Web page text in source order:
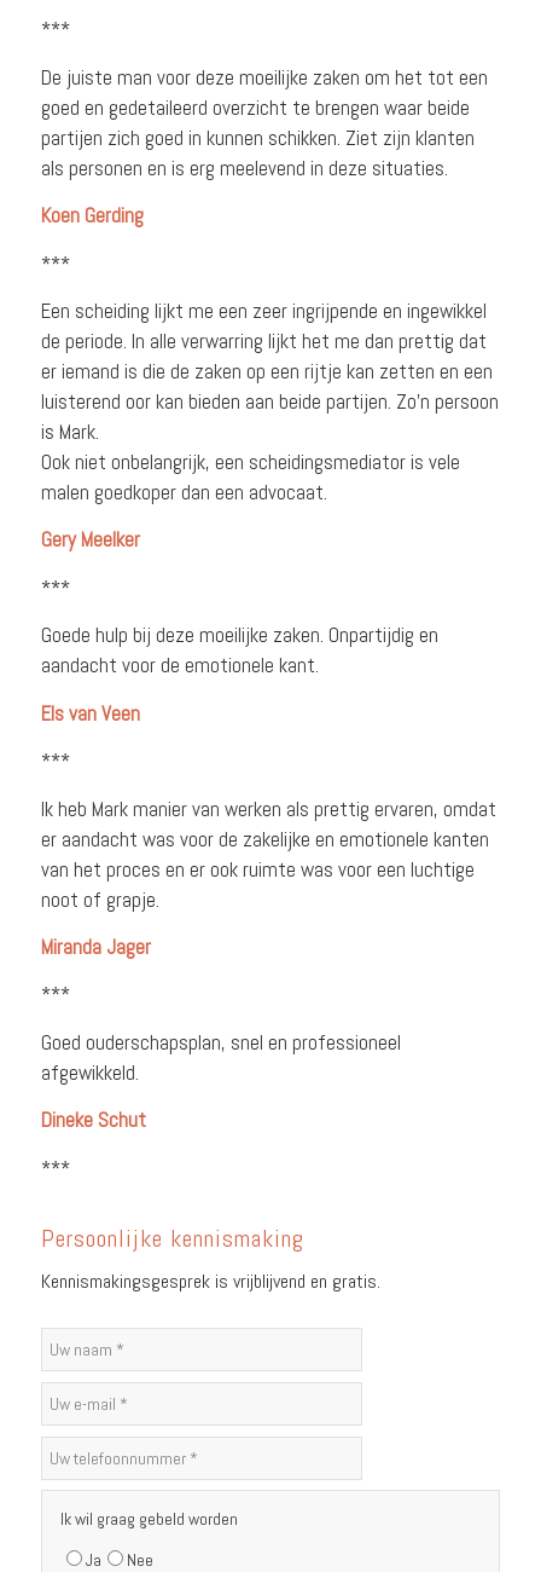
***
De juiste man voor deze moeilijke zaken om het tot een
goed en gedetaileerd overzicht te brengen waar beide
partijen zich goed in kunnen schikken. Ziet zijn klanten
als personen en is erg meelevend in deze situaties.
Koen Gerding
***
Een scheiding lijkt me een zeer ingrijpende en ingewikkel
de periode. In alle verwarring lijkt het me dan prettig dat
er iemand is die de zaken op een rijtje kan zetten en een
luisterend oor kan bieden aan beide partijen. Zo’n persoon
is Mark.
Ook niet onbelangrijk, een scheidingsmediator is vele
malen goedkoper dan een advocaat.
Gery Meelker
***
Goede hulp bij deze moeilijke zaken. Onpartijdig en
aandacht voor de emotionele kant.
Els van Veen
***
Ik heb Mark manier van werken als prettig ervaren, omdat
er aandacht was voor de zakelijke en emotionele kanten
van het proces en er ook ruimte was voor een luchtige
noot of grapje.
Miranda Jager
***
Goed ouderschapsplan, snel en professioneel
afgewikkeld.
Dineke Schut
***
Persoonlijke kennismaking
Kennismakingsgesprek is vrijblijvend en gratis.
Ik wil graag gebeld worden
Ja
Nee